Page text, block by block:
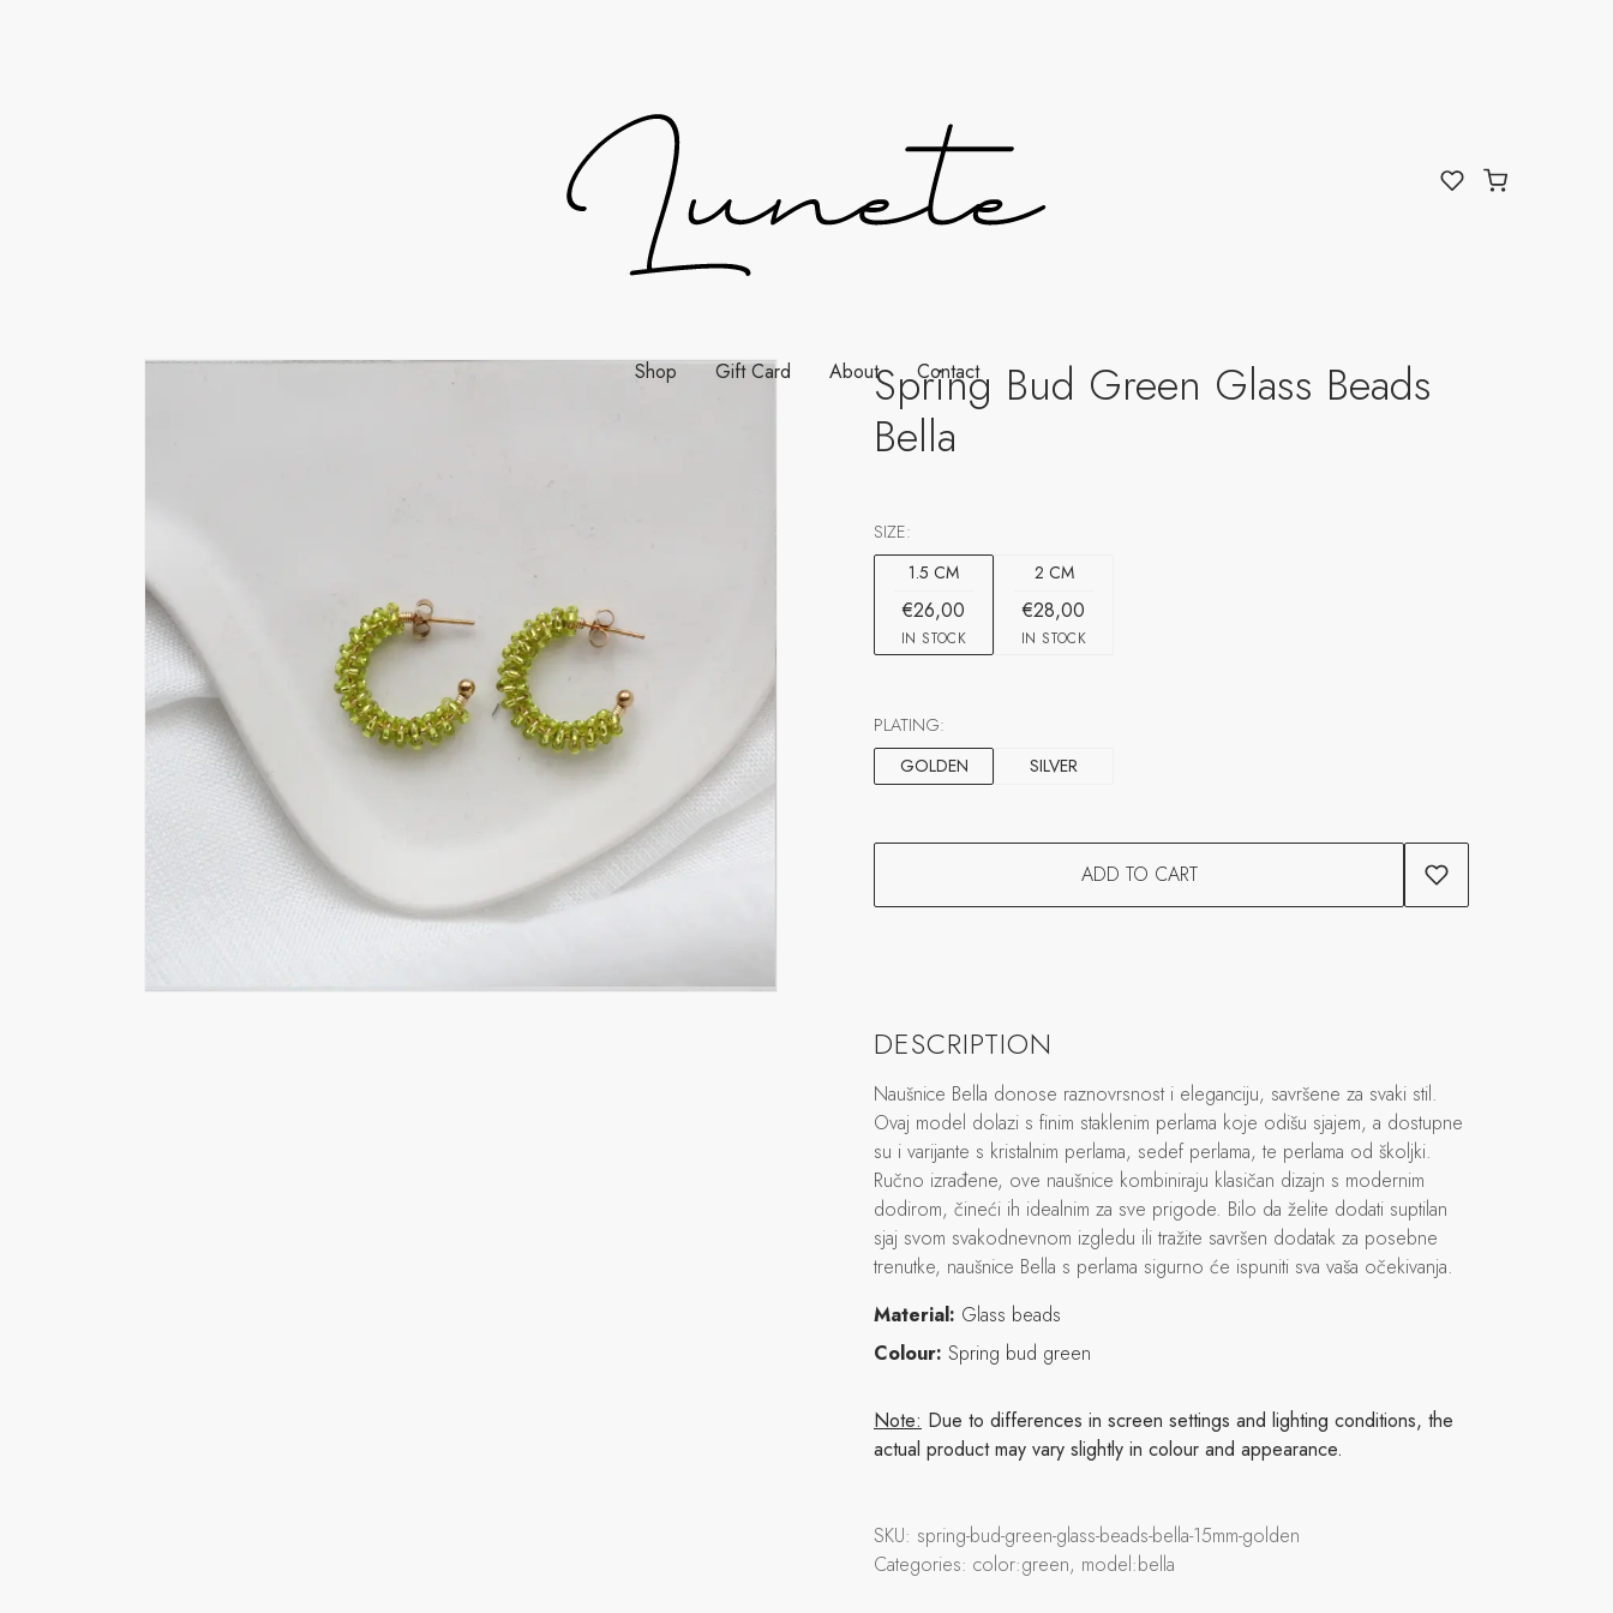
Shop Gift Card About Contact
Spring Bud Green Glass Beads
Bella
SIZE:
1.5 CM
€26,00
IN STOCK
2 CM
€28,00
IN STOCK
PLATING:
GOLDEN
SILVER
ADD TO CART
DESCRIPTION
Naušnice Bella donose raznovrsnost i eleganciju, savršene za svaki stil.
Ovaj model dolazi s finim staklenim perlama koje odišu sjajem, a dostupne
su i varijante s kristalnim perlama, sedef perlama, te perlama od školjki.
Ručno izrađene, ove naušnice kombiniraju klasičan dizajn s modernim
dodirom, čineći ih idealnim za sve prigode. Bilo da želite dodati suptilan
sjaj svom svakodnevnom izgledu ili tražite savršen dodatak za posebne
trenutke, naušnice Bella s perlama sigurno će ispuniti sva vaša očekivanja.
Material: Glass beads
Colour: Spring bud green
Note: Due to differences in screen settings and lighting conditions, the
actual product may vary slightly in colour and appearance.
SKU: spring-bud-green-glass-beads-bella-15mm-golden
Categories: color:green, model:bella